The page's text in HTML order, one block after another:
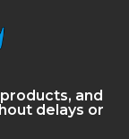
and
delays or